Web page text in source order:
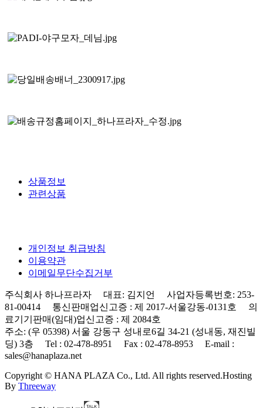
상품정보
관련상품
개인정보 취급방침
이용약관
이메일무단수집거부
주식회사 하나프라자 대표: 김지언 사업자등록번호: 253-
81-00414 통신판매업신고증 : 제 2017-서울강동-0131호 의
료기기판매(임대)업신고증 : 제 2084호
주소: (우 05398) 서울 강동구 성내로6길 34-21 (성내동, 재진빌
딩) 3층 Tel : 02-478-8951 Fax : 02-478-8953 E-mail :
sales@hanaplaza.net
Copyright © HANA PLAZA Co., Ltd. All rights reserved.Hosting
By Threeway